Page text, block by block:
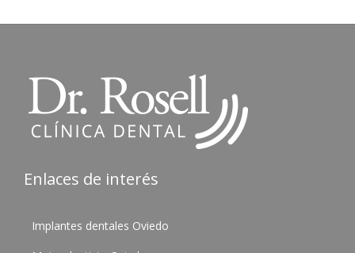
Enlaces de interés
Implantes dentales Oviedo